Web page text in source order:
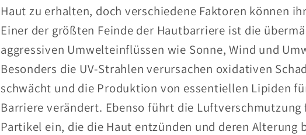
Haut zu erhalten, doch verschiedene Faktoren können
Einer der größten Feinde der Hautbarriere ist die
aggressiven Umwelteinflüssen wie Sonne, Wind und
Besonders die UV-Strahlen verursachen oxidativen
schwächt und die Produktion von essentiellen Lipiden
Barriere verändert. Ebenso führt die
Partikel ein, die die Haut entzünden und deren Alterung